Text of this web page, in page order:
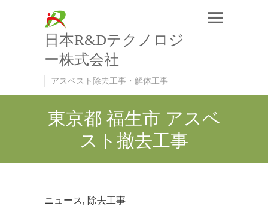
日本R&Dテクノロジ
ー株式会社
アスベスト除去工事・解体工事
東京都 福生市 アスベ
スト撤去工事
ニュース, 除去工事